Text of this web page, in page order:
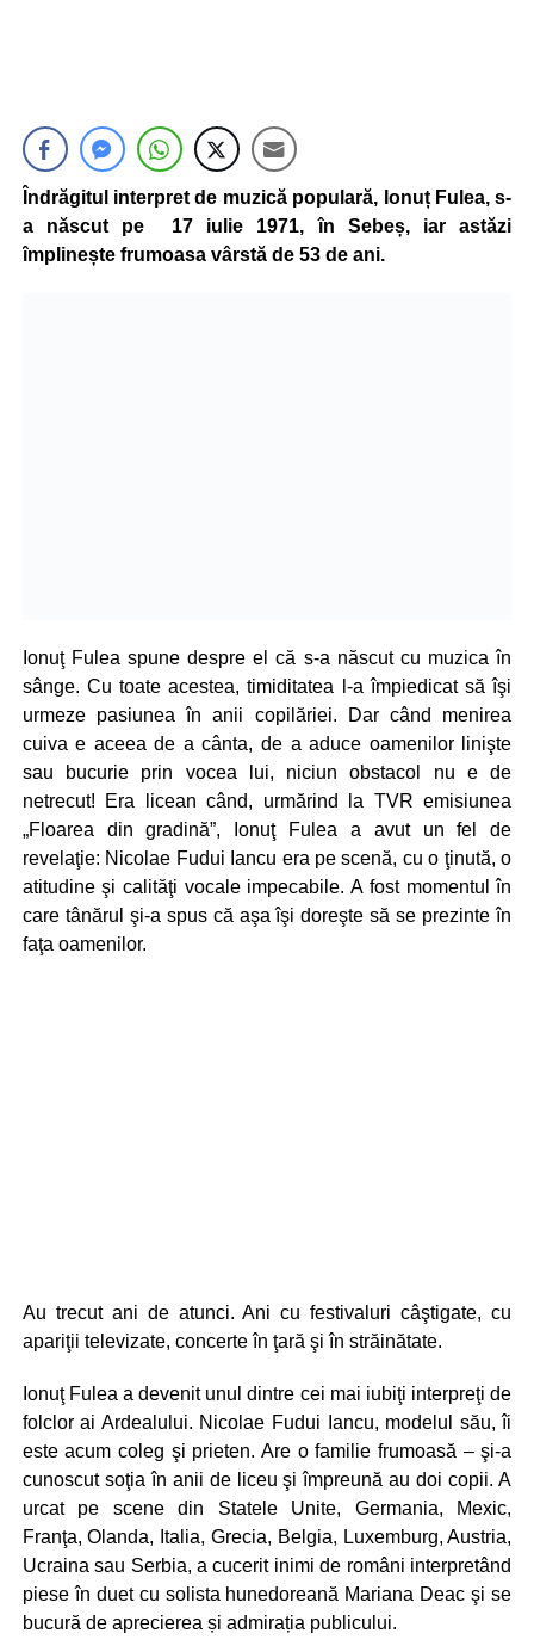
Îndrăgitul interpret de muzică populară, Ionuț Fulea, s-
a născut pe 17 iulie 1971, în Sebeș, iar astăzi
împlinește frumoasa vârstă de 53 de ani.
Ionuţ Fulea spune despre el că s-a născut cu muzica în
sânge. Cu toate acestea, timiditatea l-a împiedicat să îşi
urmeze pasiunea în anii copilăriei. Dar când menirea
cuiva e aceea de a cânta, de a aduce oamenilor linişte
sau bucurie prin vocea lui, niciun obstacol nu e de
netrecut! Era licean când, urmărind la TVR emisiunea
„Floarea din gradină”, Ionuţ Fulea a avut un fel de
revelaţie: Nicolae Fudui Iancu era pe scenă, cu o ţinută, o
atitudine şi calităţi vocale impecabile. A fost momentul în
care tânărul şi-a spus că aşa îşi doreşte să se prezinte în
faţa oamenilor.
Au trecut ani de atunci. Ani cu festivaluri câştigate, cu
apariţii televizate, concerte în ţară şi în străinătate.
Ionuţ Fulea a devenit unul dintre cei mai iubiţi interpreţi de
folclor ai Ardealului. Nicolae Fudui Iancu, modelul său, îi
este acum coleg şi prieten. Are o familie frumoasă – şi-a
cunoscut soţia în anii de liceu şi împreună au doi copii. A
urcat pe scene din Statele Unite, Germania, Mexic,
Franţa, Olanda, Italia, Grecia, Belgia, Luxemburg, Austria,
Ucraina sau Serbia, a cucerit inimi de români interpretând
piese în duet cu solista hunedoreană Mariana Deac şi se
bucură de aprecierea și admirația publicului.